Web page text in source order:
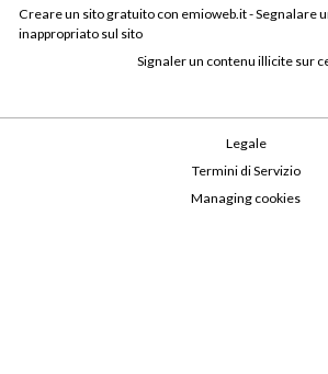
Creare un sito gratuito con emioweb.it -Segnalare
inappropriato sul sito
Signaler un contenu illicite sur
Legale
Termini di Servizio
Managing cookies